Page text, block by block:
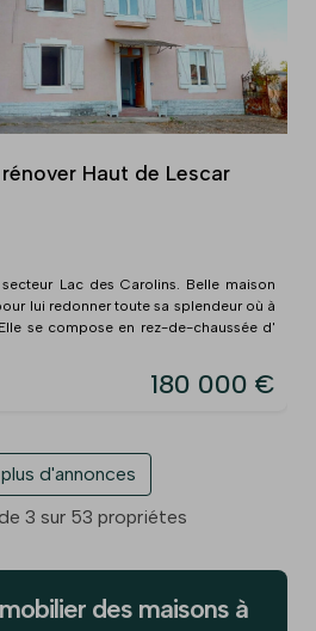
Haut de Lescar
Lac des Carolins. Belle maison
lui redonner toute sa splendeur où à
se compose en rez-de-chaussée d'
180 000 €
d'annonces
3 sur 53 propriétes
des maisons à